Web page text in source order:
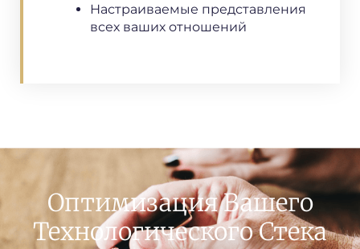
Настраиваемые представления
всех ваших отношений
Оптимизация Вашего
Технологического Стека